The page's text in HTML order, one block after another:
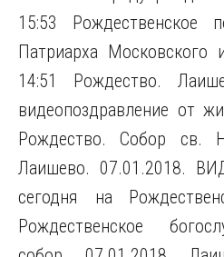
15:53 Рождественское
Патриарха Московского
14:51 Рождество.
видеопоздравление от
Рождество. Собор св.
Лаишево. 07.01.2018.
сегодня на
Рождественское